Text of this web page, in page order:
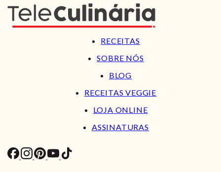
RECEITAS
SOBRE NÓS
BLOG
RECEITAS VEGGIE
LOJA ONLINE
ASSINATURAS